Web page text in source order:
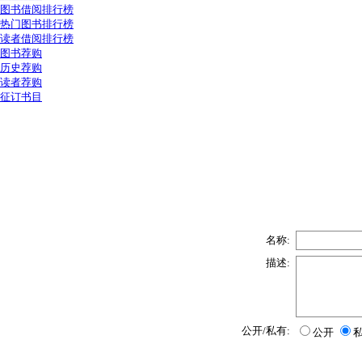
图书借阅排行榜
热门图书排行榜
读者借阅排行榜
图书荐购
历史荐购
读者荐购
征订书目
名称:
描述:
公开/私有: 公开